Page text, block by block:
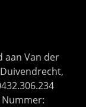
aan Van der
Nummer: